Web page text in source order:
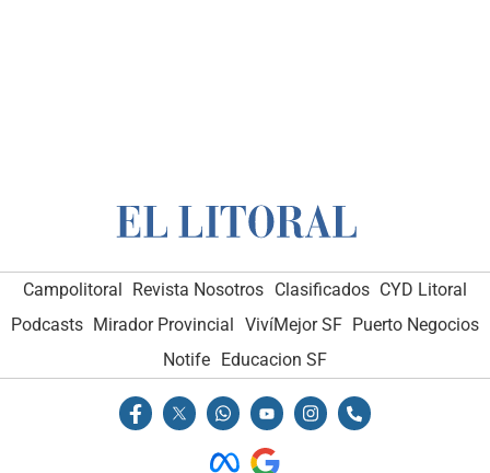
Campolitoral Revista Nosotros Clasificados CYD Litoral
Podcasts Mirador Provincial VivíMejor SF Puerto Negocios
Notife
Educacion SF